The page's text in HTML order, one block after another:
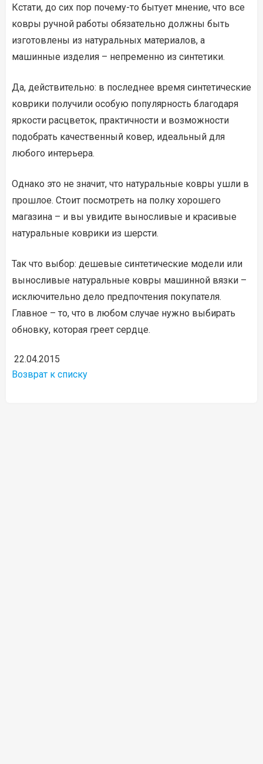
Кстати, до сих пор почему-то бытует мнение, что все
ковры ручной работы обязательно должны быть
изготовлены из натуральных материалов, а
машинные изделия – непременно из синтетики.
Да, действительно: в последнее время синтетические
коврики получили особую популярность благодаря
яркости расцветок, практичности и возможности
подобрать качественный ковер, идеальный для
любого интерьера.
Однако это не значит, что натуральные ковры ушли в
прошлое. Стоит посмотреть на полку хорошего
магазина – и вы увидите выносливые и красивые
натуральные коврики из шерсти.
Так что выбор: дешевые синтетические модели или
выносливые натуральные ковры машинной вязки –
исключительно дело предпочтения покупателя.
Главное – то, что в любом случае нужно выбирать
обновку, которая греет сердце.
22.04.2015
Возврат к списку